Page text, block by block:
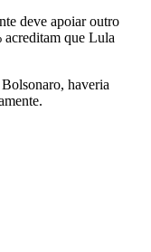
deve apoiar outro
acreditam que Lula
haveria